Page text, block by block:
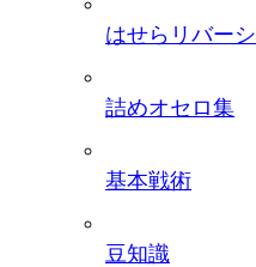
はせらリバーシ
詰めオセロ集
基本戦術
豆知識